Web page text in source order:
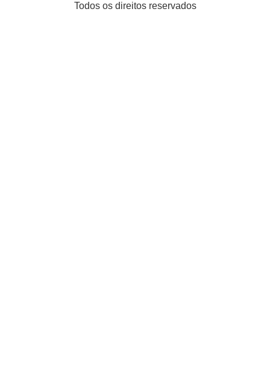
Todos os direitos reservados